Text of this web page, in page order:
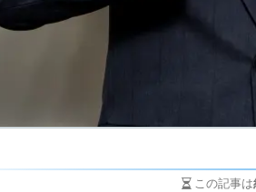
この記事は